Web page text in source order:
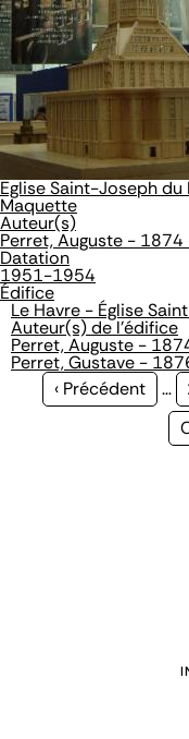
Eglise Saint-Joseph du
Maquette
Auteur(s)
Perret, Auguste -
Datation
1951-1954
Édifice
Le Havre - Église
Auteur(s) de l'édifice
Perret, Auguste -
Perret, Gustave -
Page
‹ Précédent …